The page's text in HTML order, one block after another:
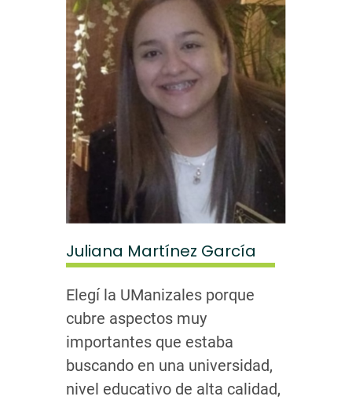
Juliana Martínez García
Elegí la UManizales porque
cubre aspectos muy
importantes que estaba
buscando en una universidad,
nivel educativo de alta calidad,